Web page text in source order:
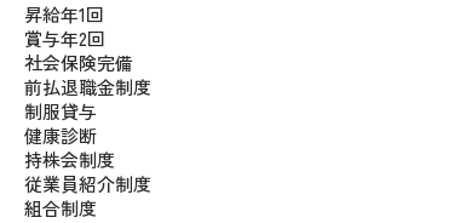
昇給年1回
賞与年2回
社会保険完備
前払退職金制度
制服貸与
健康診断
持株会制度
従業員紹介制度
組合制度